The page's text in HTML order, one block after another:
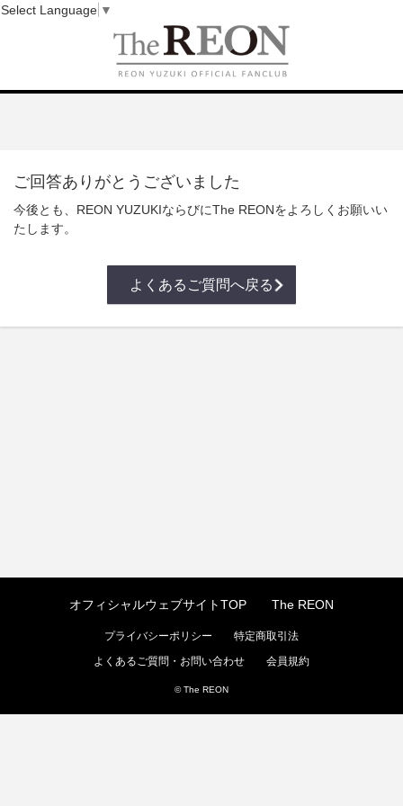
ご回答ありがとうございました
今後とも、REON YUZUKIならびにThe REONをよろしくお願いい
たします。
よくあるご質問へ戻る
オフィシャルウェブサイトTOP The REON
プライバシーポリシー
特定商取引法
よくあるご質問・お問い合わせ
会員規約
© The REON
Select Language ▼